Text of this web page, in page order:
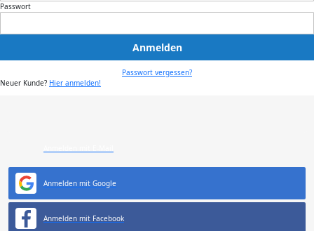
Passwort
Anmelden
Passwort vergessen?
Neuer Kunde? Hier anmelden!
Anmelden mit Google
Anmelden mit Facebook